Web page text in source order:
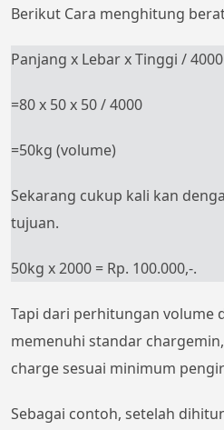
Berikut Cara menghitung
Panjang x Lebar x Tinggi / 4000
=80 x 50 x 50 / 4000
=50kg (volume)
Sekarang cukup kali kan
tujuan.
50kg x 2000 = Rp. 100.000,-.
Tapi dari perhitungan volume
memenuhi standar
charge sesuai minimum
Sebagai contoh, setelah